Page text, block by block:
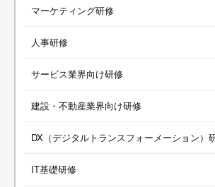
マーケティング研修
人事研修
サービス業界向け研修
建設・不動産業界向け研修
DX（デジタルトランスフォーメーション）
IT基礎研修